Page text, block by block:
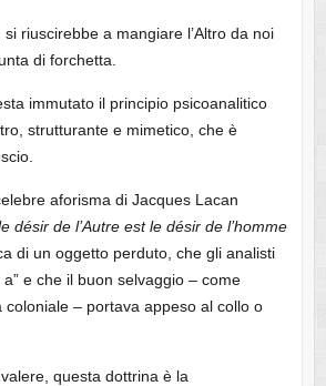
riuscirebbe a mangiare l’Altro da noi
di forchetta.
immutato il principio psicoanalitico
strutturante e mimetico, che è
aforisma di Jacques Lacan
désir de l’Autre est le désir de l’homme
di un oggetto perduto, che gli analisti
e che il buon selvaggio – come
coloniale – portava appeso al collo o
questa dottrina è la